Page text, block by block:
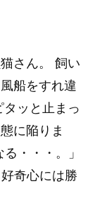
さん。 飼い
船をすれ違
ッと止まっ
に陥りま
・・・。」
奇心には勝